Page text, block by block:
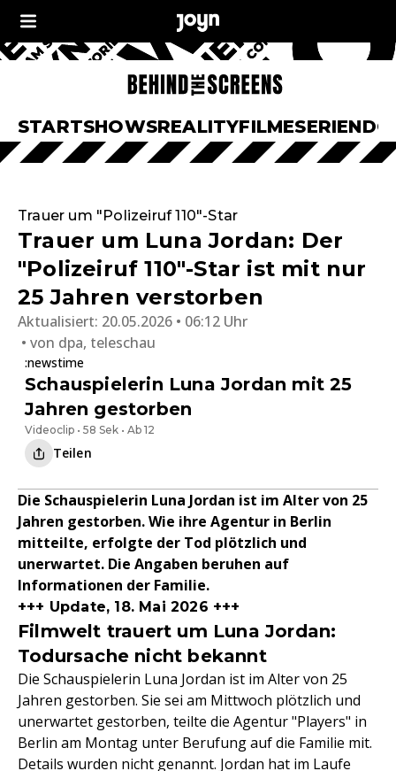
STARTSHOWSREALITYFILMESERIEN
Trauer um "Polizeiruf 110"-Star
Trauer um Luna Jordan: Der
"Polizeiruf 110"-Star ist mit nur
25 Jahren verstorben
Aktualisiert: 20.05.2026 • 06:12 Uhr
von dpa, teleschau
:newstime
Schauspielerin Luna Jordan mit 25
Jahren gestorben
Videoclip • 58 Sek • Ab 12
Teilen
Die Schauspielerin Luna Jordan ist im Alter von 25
Jahren gestorben. Wie ihre Agentur in Berlin
mitteilte, erfolgte der Tod plötzlich und
unerwartet. Die Angaben beruhen auf
Informationen der Familie.
+++ Update, 18. Mai 2026 +++
Filmwelt trauert um Luna Jordan:
Todursache nicht bekannt
Die Schauspielerin Luna Jordan ist im Alter von 25
Jahren gestorben. Sie sei am Mittwoch plötzlich und
unerwartet gestorben, teilte die Agentur "Players" in
Berlin am Montag unter Berufung auf die Familie mit.
Details wurden nicht genannt. Jordan hat im Laufe